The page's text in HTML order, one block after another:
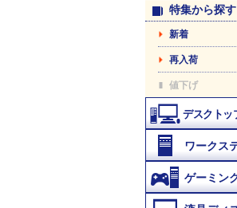
特集から探す
新着
再入荷
値下げ